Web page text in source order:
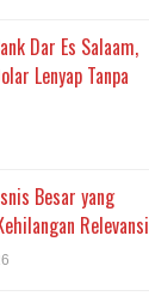
Dar Es Salaam,
Lenyap Tanpa
Besar yang
Relevansi